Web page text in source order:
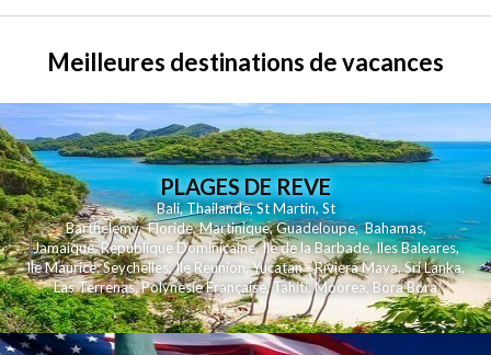
Meilleures destinations de vacances
PLAGES DE REVE
Bali,Thailande,St Martin,St
Barthelemy,Floride,Martinique,Guadeloupe,Bahamas,
Jamaique,Republique Dominicaine,Ile de la Barbade,Iles Baleares,
Ile Maurice,Seychelles,Ile Reunion ,Yucatan - Riviera Maya,Sri Lanka,
Las Terrenas,Polynesie Française,Tahiti,Moorea, Bora Bora